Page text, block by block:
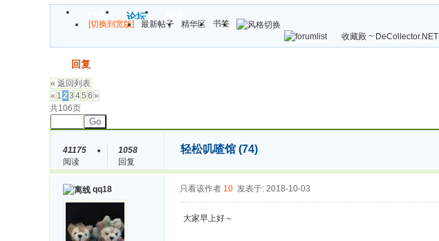
门户 论坛
褔
袠袠袥眩褦
[切换到宽版] 最新帖子 精华区
书签
收藏殿 ~ DeCollector.NET
回复
« 返回列表
« 1 23 45 6 »
共106页
Go
41175
阅读
1058
回复
轻松叽喳馆 (74)
qq18 只看该作者 10 发表于: 2018-10-03
大家早上好～